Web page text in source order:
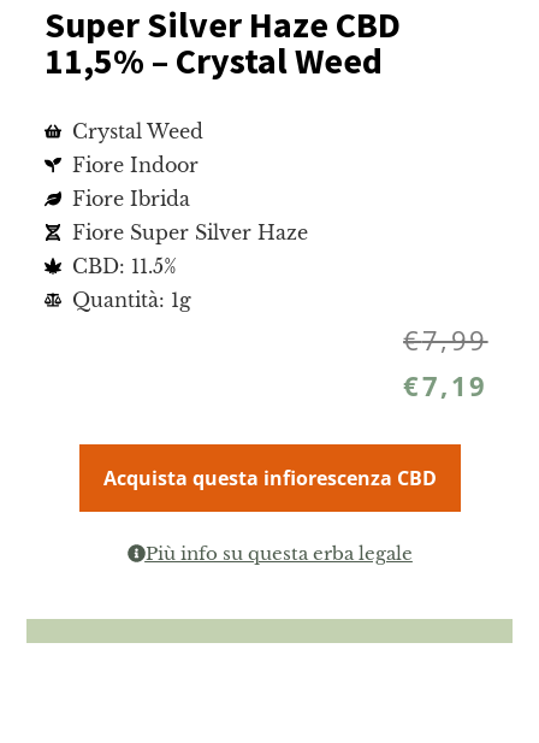
Super Silver Haze CBD
11,5% – Crystal Weed
Crystal Weed
Fiore Indoor
Fiore Ibrida
Fiore Super Silver Haze
CBD: 11.5%
Quantità: 1g
€7,99
€7,19
Acquista questa infiorescenza CBD
Più info su questa erba legale